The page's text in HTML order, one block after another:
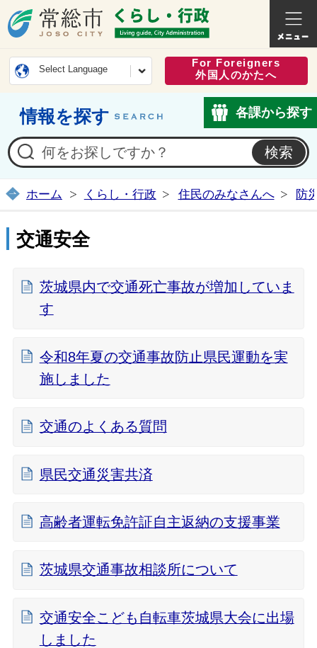
常総市公式ホームページ
くらし
Select Language
For Foreigners
外国人のかたへ
情報を探す 各課から探す
ホーム くらし・行政 住民のみなさんへ 防
交通安全
茨城県内で交通死亡事故が増加していま
す
令和8年夏の交通事故防止県民運動を実
施しました
交通のよくある質問
県民交通災害共済
高齢者運転免許証自主返納の支援事業
茨城県交通事故相談所について
交通安全こども自転車茨城県大会に出場
しました